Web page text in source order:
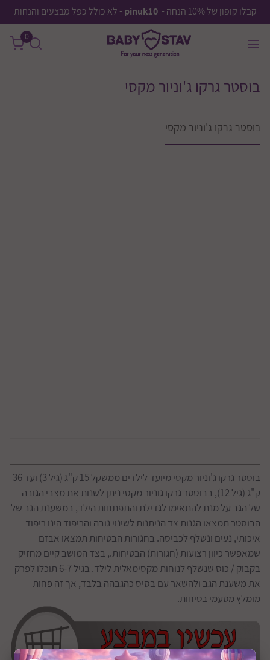
קבלו קופון של 10% הנחה - pinuk10 - לא כולל כפל מבצעים והנחות
0
בוסטר גרקו ג'וניור מקסי
בוסטר גרקו ג'וניור מקסי
בוסטר גרקו ג'וניור מקסי מיועד לילדים ממשקל 15 ק"ג (גיל 3) ועד 36
ק"ג (גיל 12), בבוסטר גרקו גוניור מקסי ניתן לשנות את מצבי הגובה
של הגב על מנת להתאימו לגדילת והתפתחות הילד, במשענת הגב של
הבוסטר תמצאו הגנות צד הניתנות לשינוי גובה והריפוד הינו ריפוד
איכותי, נעים ונשלף לכביסה. בחגורות הבטיחות תמצאו אבזם
שמאפשר כיוון רצועות (חגורות) הבטיחות., בצד המושב קיים מחזיק
בקבוק / כוס שנשלף לנוחות מקסימאלית לילד. בגיל 6-7 תוכלו לפרק
את משענת הגב ולהשאר עם בסיס כהגבהה בלבד, אך זה פחות
מומלץ מטעמי בטיחות.